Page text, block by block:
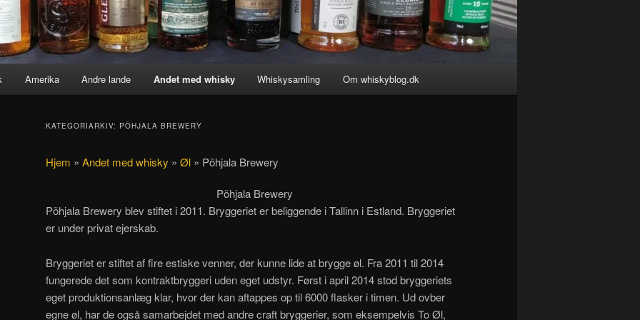
Amerika Andre lande Andet med whisky Whiskysamling Om whiskyblog.dk
KATEGORIARKIV: PÕHJALA BREWERY
Hjem » Andet med whisky » Øl » Põhjala Brewery
Põhjala Brewery
Põhjala Brewery blev stiftet i 2011. Bryggeriet er beliggende i Tallinn i Estland. Bryggeriet
er under privat ejerskab.
Bryggeriet er stiftet af fire estiske venner, der kunne lide at brygge øl. Fra 2011 til 2014
fungerede det som kontraktbryggeri uden eget udstyr. Først i april 2014 stod bryggeriets
eget produktionsanlæg klar, hvor der kan aftappes op til 6000 flasker i timen. Ud ovber
egne øl, har de også samarbejdet med andre craft bryggerier, som eksempelvis To Øl,